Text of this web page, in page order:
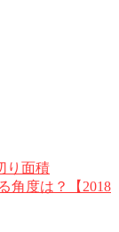
り面積
角度は？【2018